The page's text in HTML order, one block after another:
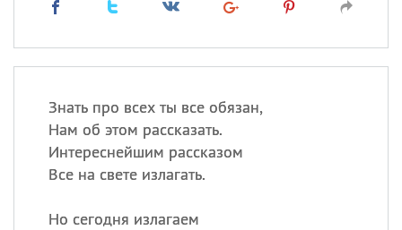
Знать про всех ты все обязан,
Нам об этом рассказать.
Интереснейшим рассказом
Все на свете излагать.
Но сегодня излагаем